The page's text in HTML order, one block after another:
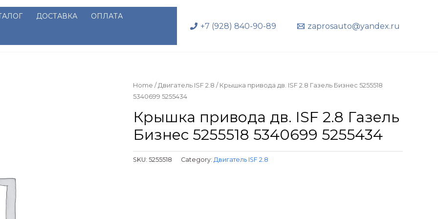
ДОСТАВКА ОПЛАТА
+7 (928) 840-90-89 zaprosauto@yandex.ru
Home / Двигатель ISF 2.8 / Крышка привода дв. ISF 2.8 Газель Бизнес 5255518
5340699 5255434
Крышка привода дв. ISF 2.8 Газель
Бизнес 5255518 5340699 5255434
SKU: 5255518 Category: Двигатель ISF 2.8